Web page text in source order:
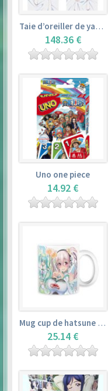
Taie d’oreiller de yamada elf – eromanga sensei
148.36 €
Uno one piece
14.92 €
Mug cup de hatsune miku & super sonico – vocaloid
25.14 €